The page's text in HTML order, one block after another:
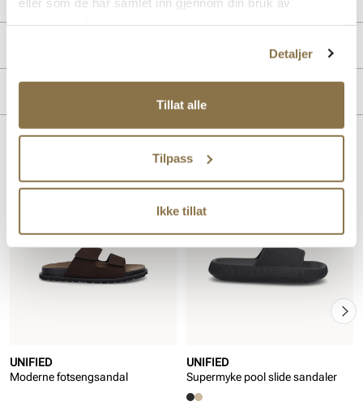
Detaljer
Tillat alle
Tilpass
Ikke tillat
Overdel:Syntetisk
Lignende produkter
UNIFIED
Moderne fotsengsandal
SALG
UNIFIED
Supermyke pool slide sandaler